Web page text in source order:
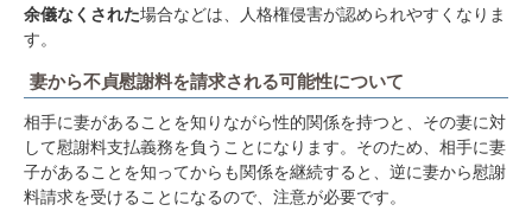
余儀なくされた場合などは、人格権侵害が認められやすくなりま
す。
妻から不貞慰謝料を請求される可能性について
相手に妻があることを知りながら性的関係を持つと、その妻に対
して慰謝料支払義務を負うことになります。そのため、相手に妻
子があることを知ってからも関係を継続すると、逆に妻から慰謝
料請求を受けることになるので、注意が必要です。